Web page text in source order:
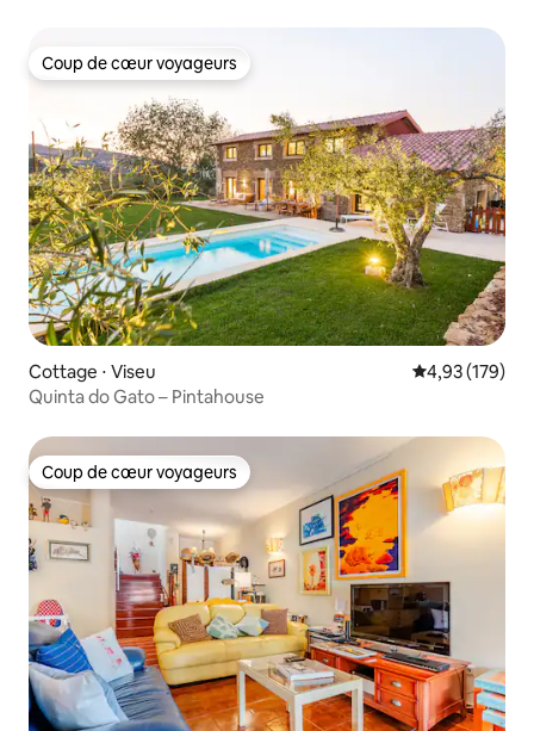
Coup de cœur voyageurs
Coup de cœur voyageurs
Cottage ⋅ Viseu Évaluation
4,93 (179)
Quinta do Gato – Pintahouse
Coup de cœur voyageurs
Coup de cœur voyageurs